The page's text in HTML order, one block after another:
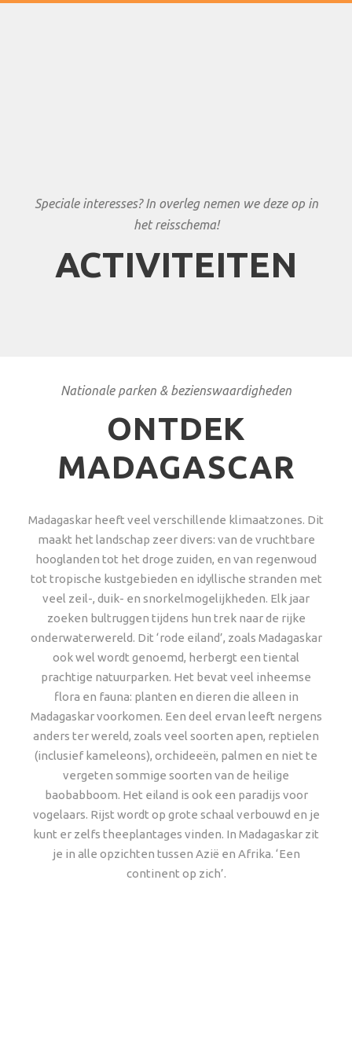
Speciale interesses? In overleg nemen we deze op in
het reisschema!
ACTIVITEITEN
Nationale parken & bezienswaardigheden
ONTDEK
MADAGASCAR
Madagaskar heeft veel verschillende klimaatzones. Dit
maakt het landschap zeer divers: van de vruchtbare
hooglanden tot het droge zuiden, en van regenwoud
tot tropische kustgebieden en idyllische stranden met
veel zeil-, duik- en snorkelmogelijkheden. Elk jaar
zoeken bultruggen tijdens hun trek naar de rijke
onderwaterwereld. Dit ‘rode eiland’, zoals Madagaskar
ook wel wordt genoemd, herbergt een tiental
prachtige natuurparken. Het bevat veel inheemse
flora en fauna: planten en dieren die alleen in
Madagaskar voorkomen. Een deel ervan leeft nergens
anders ter wereld, zoals veel soorten apen, reptielen
(inclusief kameleons), orchideeën, palmen en niet te
vergeten sommige soorten van de heilige
baobabboom. Het eiland is ook een paradijs voor
vogelaars. Rijst wordt op grote schaal verbouwd en je
kunt er zelfs theeplantages vinden. In Madagaskar zit
je in alle opzichten tussen Azië en Afrika. ‘Een
continent op zich’.